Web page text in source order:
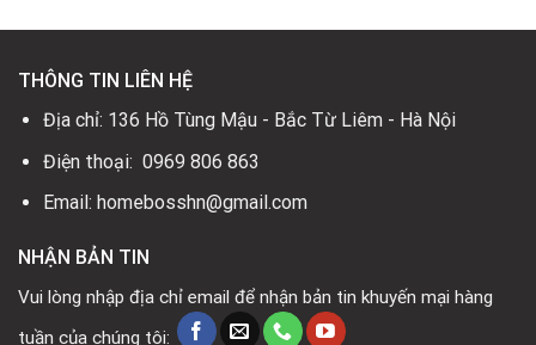
THÔNG TIN LIÊN HỆ
Địa chỉ: 136 Hồ Tùng Mậu - Bắc Từ Liêm - Hà Nội
Điện thoại: 0969 806 863
Email: homebosshn@gmail.com
NHẬN BẢN TIN
Vui lòng nhập địa chỉ email để nhận bản tin khuyến mại hàng
tuần của chúng tôi: